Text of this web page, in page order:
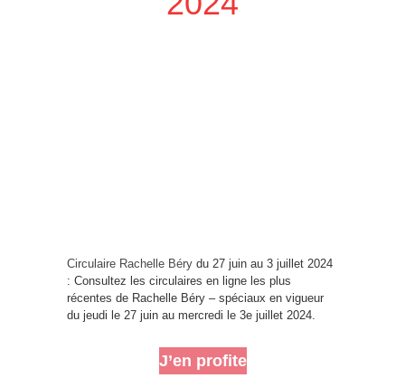
Circulaire Rachelle Béry du 27 juin au 3 juillet 2024
: Consultez les circulaires en ligne les plus
récentes de Rachelle Béry – spéciaux en vigueur
du jeudi le 27 juin au mercredi le 3e juillet 2024.
J’en profite